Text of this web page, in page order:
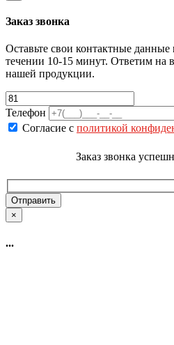
Заказ звонка
Оставьте свои контактные
течении 10-15 минут. Ответим на
нашей продукции.
Телефон
Согласие с политикой
Заказ звонка
×
...